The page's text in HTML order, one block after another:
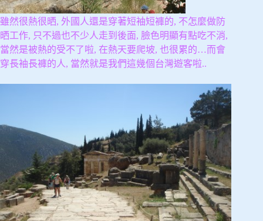
雖然很熱很晒, 外國人還是穿著短袖短褲的, 不怎麼做防
晒工作, 只不過也不少人走到後面, 臉色明顯有點吃不消,
當然是被熱的受不了啦, 在熱天要爬坡, 也很累的…而會
穿長袖長褲的人, 當然就是我們這幾個台灣遊客啦..